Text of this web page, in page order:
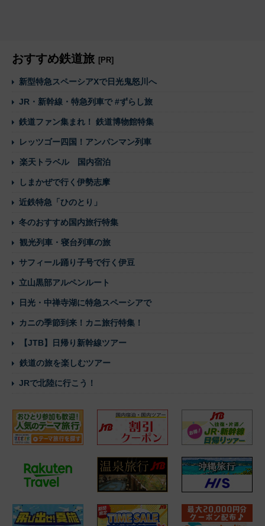
おすすめ鉄道旅 [PR]
新型特急スペーシアXで日光鬼怒川へ
JR・新幹線・特急列車で #ずらし旅
鉄道ファン集まれ！ 鉄道博物館特集
レッツゴー四国！アンパンマン列車
楽天トラベル 国内宿泊
しまかぜで行く伊勢志摩
近鉄特急「ひのとり」
冬のおすすめ国内旅行特集
観光列車・寝台列車の旅
サフィール踊り子号で行く伊豆
立山黒部アルペンルート
日光・中禅寺湖に特急スペーシアで
カニの季節到来！カニ旅行特集！
【JTB】日帰り新幹線ツアー
鉄道の旅を楽しむツアー
JRで北陸に行こう！